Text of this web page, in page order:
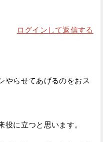
ログインして返信する
やらせてあげるのをおス
役に立つと思います。